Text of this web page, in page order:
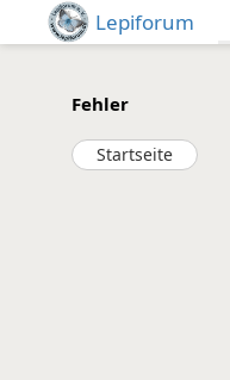
Lepiforum
Fehler
Startseite